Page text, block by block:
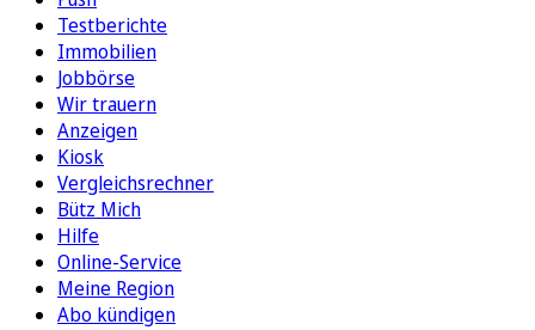
Testberichte
Immobilien
Jobbörse
Wir trauern
Anzeigen
Kiosk
Vergleichsrechner
Bütz Mich
Hilfe
Online-Service
Meine Region
Abo kündigen